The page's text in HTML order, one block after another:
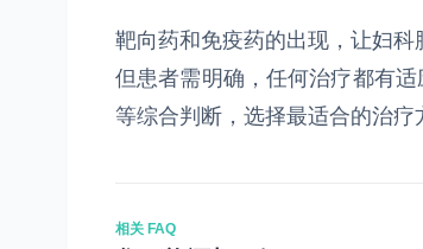
靶向药和免疫药的出现，让妇科
但患者需明确，任何治疗都有
等综合判断，选择最适合的治疗
相关 FAQ